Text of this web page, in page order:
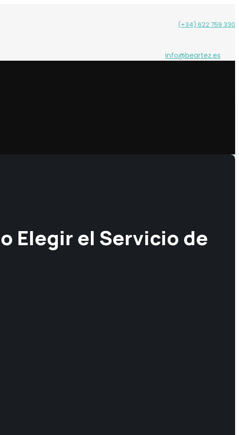
(+34) 622 759 330
info@beartez.es
Elegir el Servicio de